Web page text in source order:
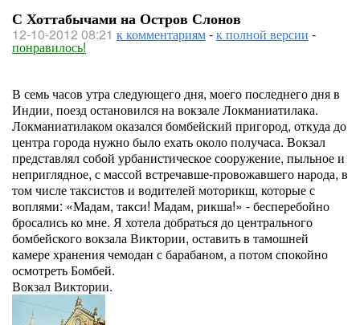
С Хоттабычами на Остров Слонов
12-10-2012 08:21 к комментариям-к полной версии -
понравилось!
В семь часов утра следующего дня, моего последнего дня в
Индии, поезд остановился на вокзале Локманиатилака.
Локманиатилаком оказался бомбейский пригород, откуда до
центра города нужно было ехать около получаса. Вокзал
представлял собой урбанистическое сооружение, пыльное и
неприглядное, с массой встречавше-провожавшего народа, в
том числе таксистов и водителей моторикш, которые с
воплями: «Мадам, такси! Мадам, рикша!» - бесперебойно
бросались ко мне. Я хотела добраться до центрального
бомбейского вокзала Виктории, оставить в тамошней
камере хранения чемодан с барабаном, а потом спокойно
осмотреть Бомбей.
Вокзал Виктории.